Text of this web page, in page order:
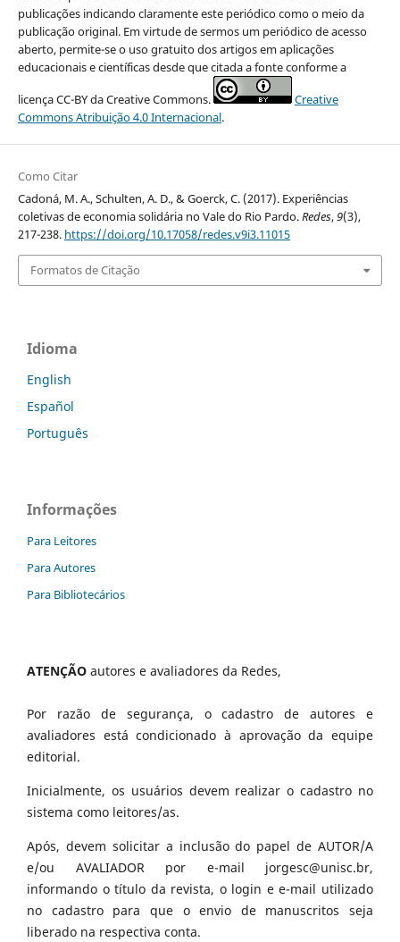
publicações indicando claramente este periódico como o meio da
publicação original. Em virtude de sermos um periódico de acesso
aberto, permite-se o uso gratuito dos artigos em aplicações
educacionais e científicas desde que citada a fonte conforme a
licença CC-BY da Creative Commons.
Creative
Commons Atribuição 4.0 Internacional.
Como Citar
Cadoná, M. A., Schulten, A. D., & Goerck, C. (2017). Experiências
coletivas de economia solidária no Vale do Rio Pardo.Redes,9(3),
217-238. https://doi.org/10.17058/redes.v9i3.11015
Formatos de Citação
Idioma
English
Español
Português
Informações
Para Leitores
Para Autores
Para Bibliotecários
ATENÇÃO autores e avaliadores da Redes,
Por razão de segurança, o cadastro de autores e
avaliadores está condicionado à aprovação da equipe
editorial.
Inicialmente, os usuários devem realizar o cadastro no
sistema como leitores/as.
Após, devem solicitar a inclusão do papel de AUTOR/A
e/ou AVALIADOR por e-mail jorgesc@unisc.br,
informando o título da revista, o login e e-mail utilizado
no cadastro para que o envio de manuscritos seja
liberado na respectiva conta.